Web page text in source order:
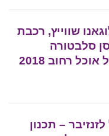
שווייץ, רכבת
סלבטורה
רחוב 2018
לזנזיבר – תכנון